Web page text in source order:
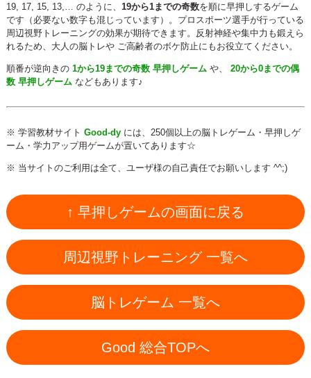
19, 17, 15, 13,… のように、 19から1までの奇数を順に早押しするゲーム
です（必要ない数字も混じっています）。プロスポーツ選手が行っている
周辺視野トレーニングの効果が期待できます。反射神経や集中力も鍛えら
れるため、大人の脳トレや ご高齢者のボケ防止にもお役立てください。
順番が逆向きの 1から19までの奇数 早押しゲーム や、 20から0までの偶
数 早押しゲーム などもあります♪
※ 学習教材サイト Good-dyには、250個以上の脳トレゲーム・早押しゲ
ーム・学力アップ用ゲームが置いてあります☆
※ 当サイトのご利用は全て、ユーザ様の自己責任でお願いします ^^;)
↑ 早押しゲームの画面に戻る
周辺視野トレーニング 一覧へ
脳トレゲーム 一覧へ
Good 総合TOPへ